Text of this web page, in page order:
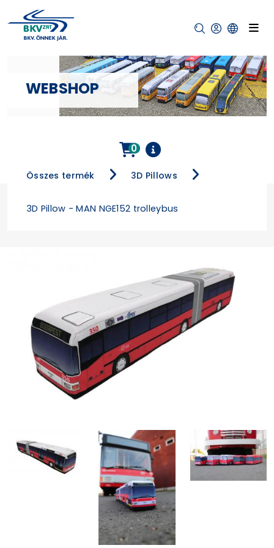
WEBSHOP
Összes termék 3D Pillows
3D Pillow - MAN NGE152 trolleybus
0